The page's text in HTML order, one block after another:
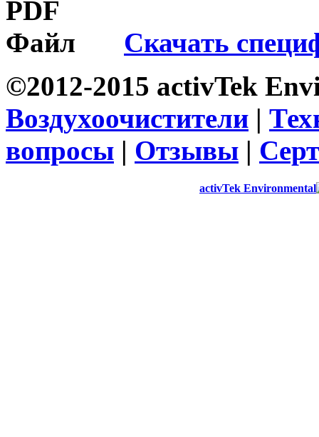
Скачать
©2012-2015 activTek
Воздухоочистители |
вопросы | Отзывы |
activTek Environmental